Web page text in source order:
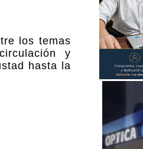
los temas
y
hasta la